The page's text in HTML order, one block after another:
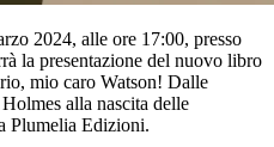
2024, alle ore 17:00, presso
la presentazione del nuovo libro
mio caro Watson! Dalle
alla nascita delle
Plumelia Edizioni.